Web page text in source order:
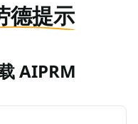
德提示
AIPRM